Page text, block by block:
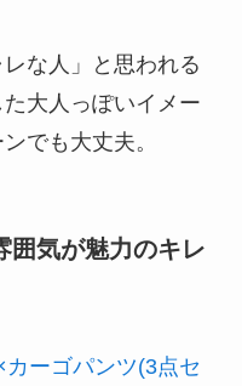
な人」と思われる
大人っぽいイメー
でも大丈夫。
囲気が魅力のキレ